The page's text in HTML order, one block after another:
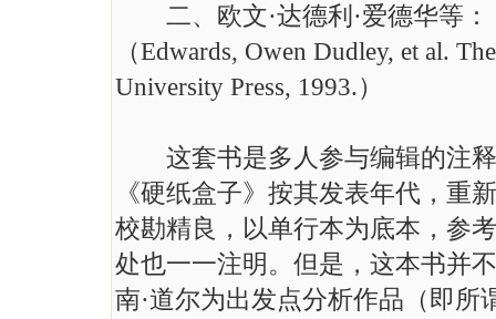
二、欧文·达德利·爱德华等：
（Edwards, Owen Dudley, et al.
University Press, 1993.）
这套书是多人参与编辑的注释
《硬纸盒子》按其发表年代，重
校勘精良，以单行本为底本，参
处也一一注明。但是，这本书并
南·道尔为出发点分析作品（即所